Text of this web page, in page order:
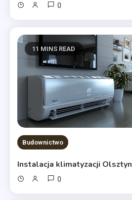
0
11 MINS READ
Budownictwo
Instalacja klimatyzacji Olsztyn
0